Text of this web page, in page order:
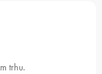
trhu.